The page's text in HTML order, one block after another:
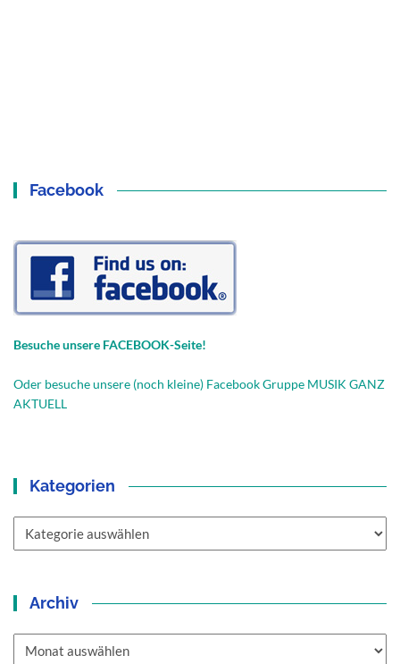
Facebook
Besuche unsere FACEBOOK-Seite!
Oder besuche unsere (noch kleine) Facebook Gruppe MUSIK GANZ
AKTUELL
Kategorien
Archiv